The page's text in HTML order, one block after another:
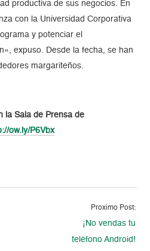
productiva de sus negocios. En
con la Universidad Corporativa
y potenciar el
expuso. Desde la fecha, se han
margariteños.
la Sala de Prensa de
ow.ly/P6Vbx
Proximo Post:
¡No vendas tu
teléfono Android!